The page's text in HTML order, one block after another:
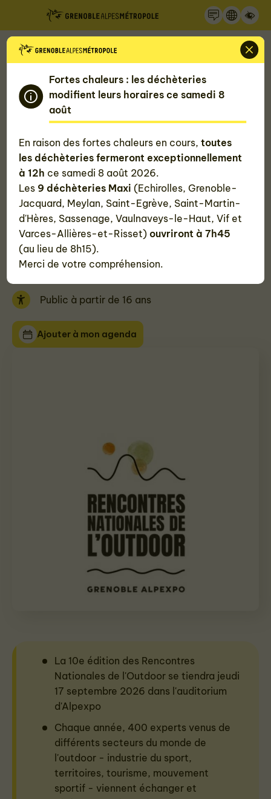
Panneau de gestion des cookies
Fortes chaleurs : les déchèteries
modifient leurs horaires ce samedi 8
août
En raison des fortes chaleurs en cours,toutes
les déchèteries fermeront exceptionnellement
à 12h ce samedi 8 août 2026.
Les 9 déchèteries Maxi (Echirolles, Grenoble-
Jacquard, Meylan, Saint-Egrève, Saint-Martin-
d'Hères, Sassenage, Vaulnaveys-le-Haut, Vif et
Varces-Allières-et-Risset) ouvriront à 7h45
(au lieu de 8h15).
Merci de votre compréhension.
Accueil
Mon quotidien, ma Métropole
Les temps forts de Grenoble Alpes Métropole
Liste des temps forts de la Métropole
Rencontres nationales de l'outdoor
#Évènements pour les pros
Le 17 septembre 2026
Alpexpo - Grenoble
Public à partir de 16 ans
Ajouter à mon agenda
La 10e édition des Rencontres
Nationales de l'Outdoor se tiendra jeudi
17 septembre 2026 dans l'auditorium
d'Alpexpo
Chaque année, 400 experts venus de
différents secteurs du monde de
l'outdoor - industrie du sport,
territoires, tourisme, mouvement
sportif - viennent échanger et